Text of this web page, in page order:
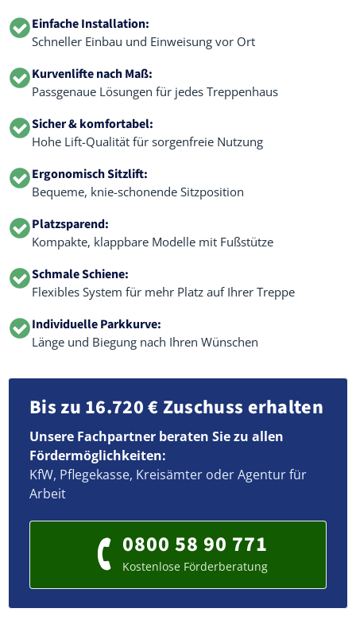
Einfache Installation:
Schneller Einbau und Einweisung vor Ort
Kurvenlifte nach Maß:
Passgenaue Lösungen für jedes Treppenhaus
Sicher & komfortabel:
Hohe Lift-Qualität für sorgenfreie Nutzung
Ergonomisch Sitzlift:
Bequeme, knie-schonende Sitzposition
Platzsparend:
Kompakte, klappbare Modelle mit Fußstütze
Schmale Schiene:
Flexibles System für mehr Platz auf Ihrer Treppe
Individuelle Parkkurve:
Länge und Biegung nach Ihren Wünschen
Bis zu 16.720 € Zuschuss erhalten
Unsere Fachpartner beraten Sie zu allen
Fördermöglichkeiten:
KfW, Pflegekasse, Kreisämter oder Agentur für
Arbeit
0800 58 90 771
Kostenlose Förderberatung